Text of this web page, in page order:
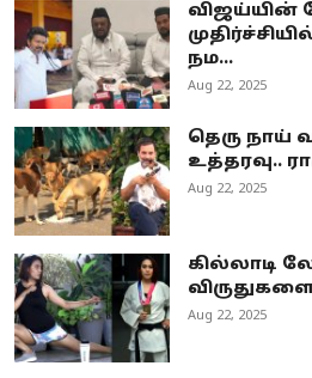
விஜய்யின்
நம...
Aug 22, 2025
தெரு நாய்
உத்தரவு..
Aug 22, 2025
கில்லாடி
விருதுகளை
Aug 22, 2025